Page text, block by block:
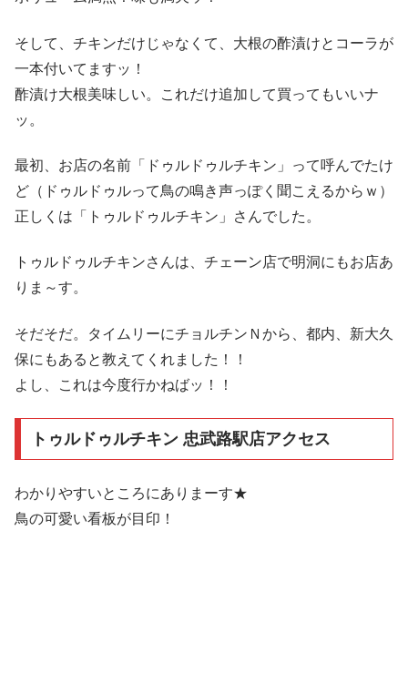
そして、チキンだけじゃなくて、大根の酢漬けとコーラが
一本付いてますッ！
酢漬け大根美味しい。これだけ追加して買ってもいいナ
ッ。
最初、お店の名前「ドゥルドゥルチキン」って呼んでたけ
ど（ドゥルドゥルって鳥の鳴き声っぽく聞こえるからｗ）
正しくは「トゥルドゥルチキン」さんでした。
トゥルドゥルチキンさんは、チェーン店で明洞にもお店あ
りま～す。
そだそだ。タイムリーにチョルチンＮから、都内、新大久
保にもあると教えてくれました！！
よし、これは今度行かねばッ！！
トゥルドゥルチキン 忠武路駅店アクセス
わかりやすいところにありまーす★
鳥の可愛い看板が目印！